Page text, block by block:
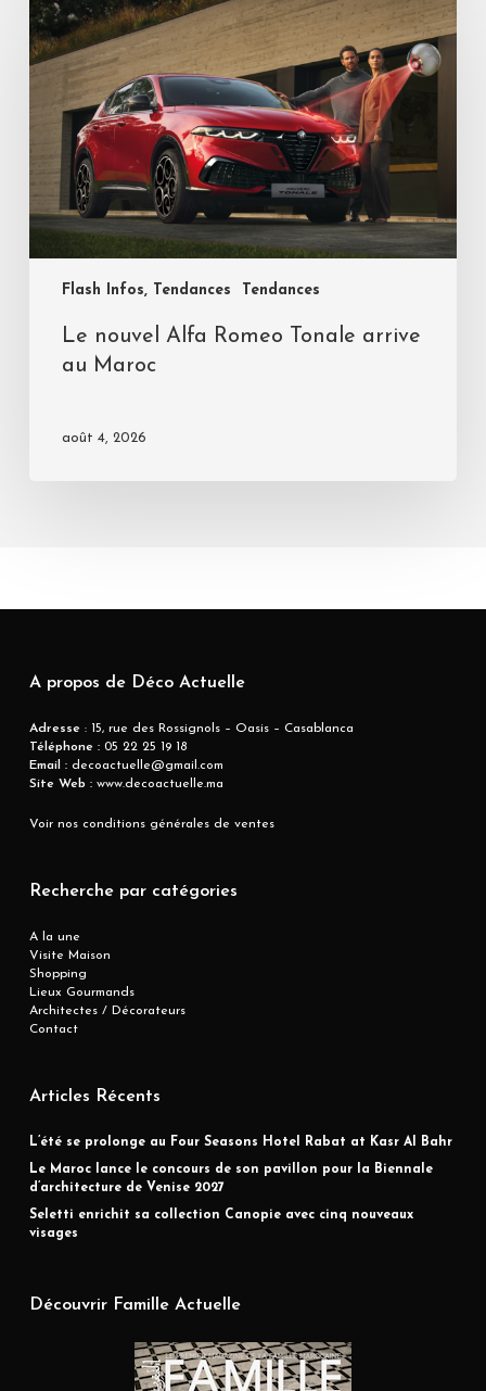
Flash Infos, Tendances Tendances
Le nouvel Alfa Romeo Tonale arrive
au Maroc
août 4, 2026
A propos de Déco Actuelle
Adresse : 15, rue des Rossignols – Oasis – Casablanca
Téléphone :05 22 25 19 18
Email :decoactuelle@gmail.com
Site Web :www.decoactuelle.ma
Voir nos conditions générales de ventes
Recherche par catégories
A la une
Visite Maison
Shopping
Lieux Gourmands
Architectes / Décorateurs
Contact
Articles Récents
L’été se prolonge au Four Seasons Hotel Rabat at Kasr Al Bahr
Le Maroc lance le concours de son pavillon pour la Biennale
d’architecture de Venise 2027
Seletti enrichit sa collection Canopie avec cinq nouveaux
visages
Découvrir Famille Actuelle